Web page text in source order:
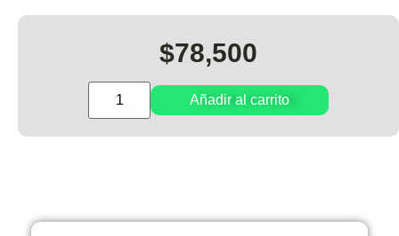
$78,500
Añadir al carrito